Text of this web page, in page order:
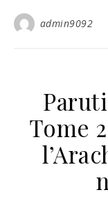
admin9092
Tome